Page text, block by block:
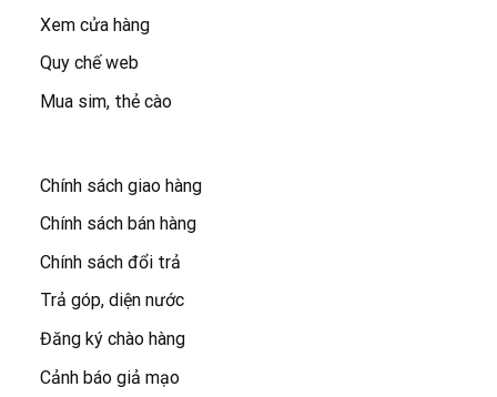
Xem cửa hàng
Quy chế web
Mua sim, thẻ cào
Chính sách giao hàng
Chính sách bán hàng
Chính sách đổi trả
Trả góp, diện nước
Đăng ký chào hàng
Cảnh báo giả mạo